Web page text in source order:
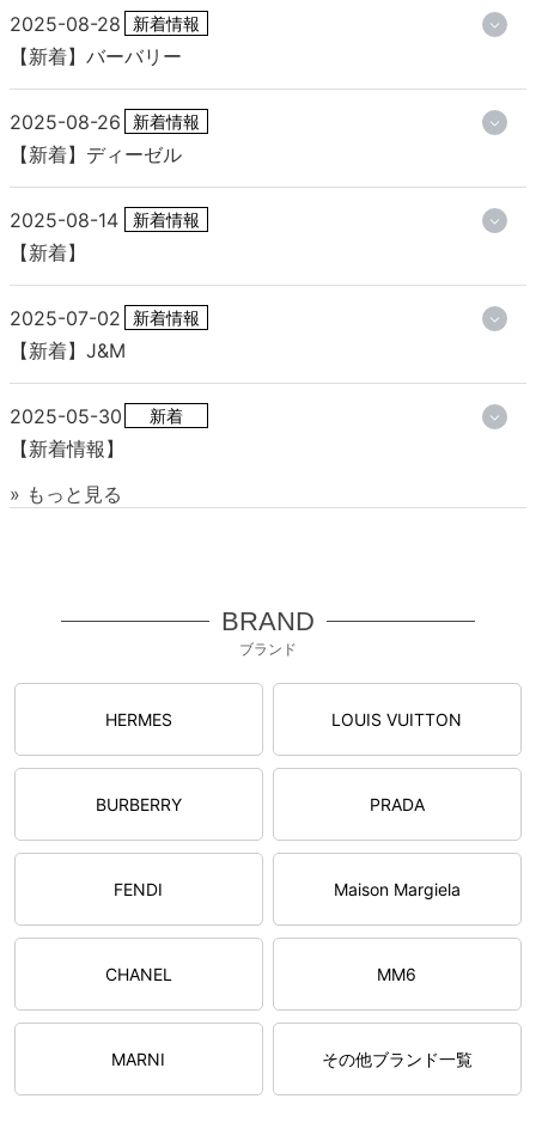
2025-08-28 新着情報
【新着】バーバリー
2025-08-26 新着情報
【新着】ディーゼル
2025-08-14 新着情報
【新着】
2025-07-02 新着情報
【新着】J&M
2025-05-30 新着
【新着情報】
» もっと見る
BRAND
ブランド
HERMES LOUIS VUITTON
BURBERRY PRADA
FENDI Maison Margiela
CHANEL MM6
MARNI その他ブランド一覧